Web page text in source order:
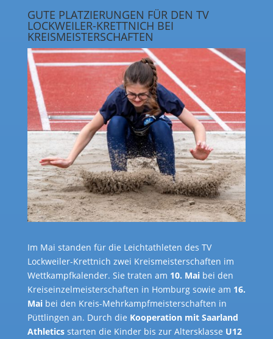
GUTE PLATZIERUNGEN FÜR DEN TV
LOCKWEILER-KRETTNICH BEI
KREISMEISTERSCHAFTEN
Im Mai standen für die Leichtathleten des TV
Lockweiler-Krettnich zwei Kreismeisterschaften im
Wettkampfkalender. Sie traten am 10. Maibei den
Kreiseinzelmeisterschaften in Homburg sowie am 16.
Maibei den Kreis-Mehrkampfmeisterschaften in
Püttlingen an. Durch die Kooperation mit Saarland
Athleticsstarten die Kinder bis zur Altersklasse U12